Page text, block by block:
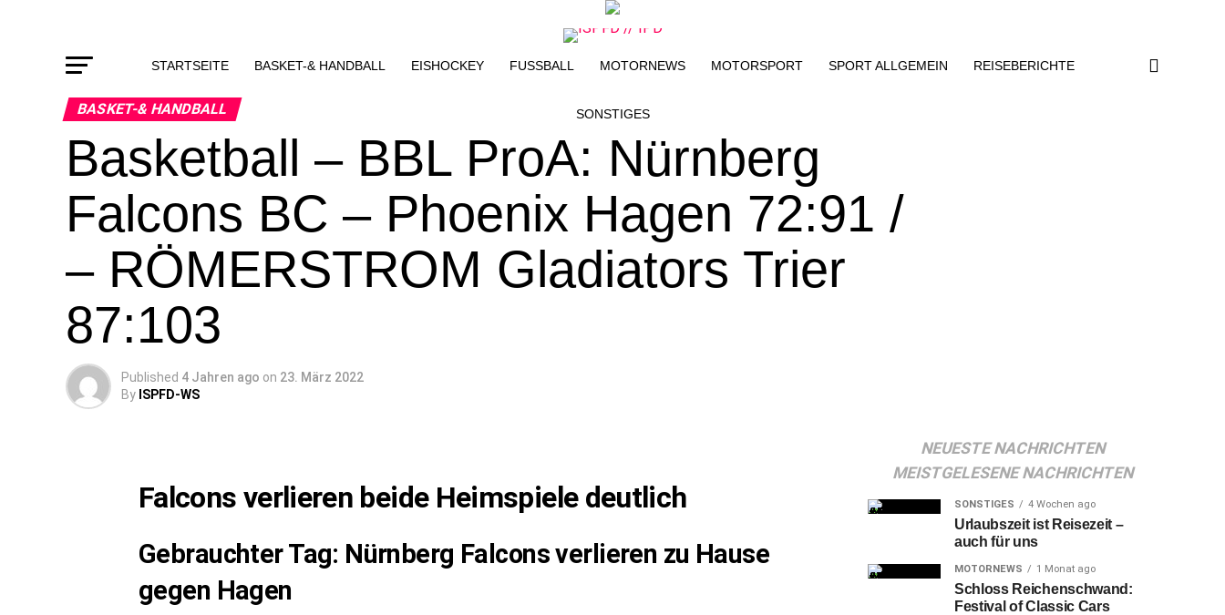
STARTSEITE BASKET-& HANDBALL EISHOCKEY FUSSBALL MOTORNEWS MOTORSPORT SPORT ALLGEMEIN REISEBERICHTE
SONSTIGES
BASKET-& HANDBALL
Basketball – BBL ProA: Nürnberg
Falcons BC – Phoenix Hagen 72:91 /
– RÖMERSTROM Gladiators Trier
87:103
Published 4 Jahren ago on 23. März 2022
By ISPFD-WS
Falcons verlieren beide Heimspiele deutlich
Gebrauchter Tag: Nürnberg Falcons verlieren zu Hause
gegen Hagen
NEUESTE NACHRICHTEN
MEISTGELESENE NACHRICHTEN
SONSTIGES 4 Wochen ago
Urlaubszeit ist Reisezeit –
auch für uns
MOTORNEWS 1 Monat ago
Schloss Reichenschwand:
Festival of Classic Cars